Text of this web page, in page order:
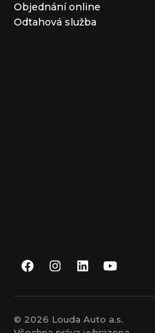
Objednání online
Odtahová služba
© 2026 Louda Auto a.s.